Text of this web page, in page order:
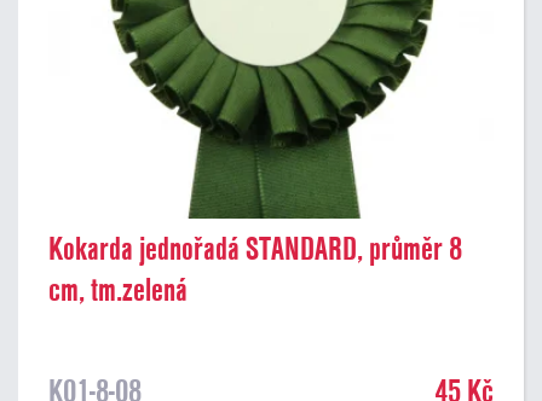
Kokarda jednořadá STANDARD, průměr 8
cm, tm.zelená
K01-8-08 45 Kč